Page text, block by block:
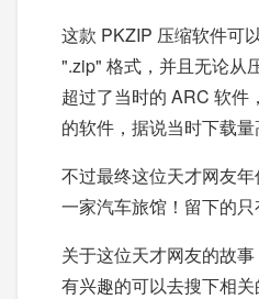
这款 PKZIP 压缩软件可
".zip" 格式，并且无论从
超过了当时的 ARC 软件
的软件，据说当时下载量
不过最终这位天才网友
一家汽车旅馆！留下的只
关于这位天才网友的故
有兴趣的可以去搜下相